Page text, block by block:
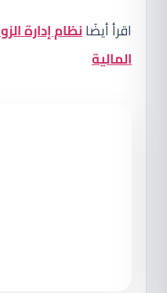
اقرأ أيضًانظام إدارة
المالية